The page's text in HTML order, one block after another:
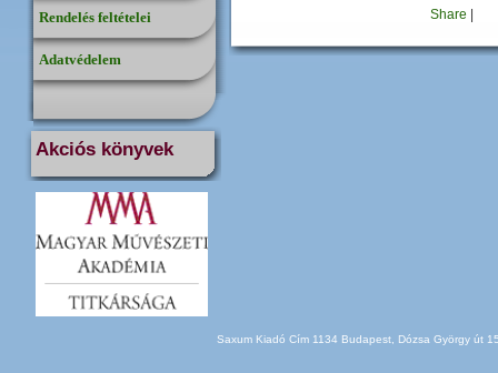
Rendelés feltételei
Adatvédelem
Akciós könyvek
Share
Saxum Kiadó Cím 1134 Budapest, Dózsa György út